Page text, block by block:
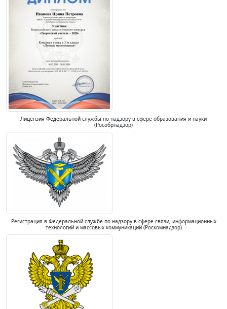
Лицензия Федеральной службы по надзору в сфере образования и науки
(Рособрнадзор)
Регистрация в Федеральной службе по надзору в сфере связи, информационных
технологий и массовых коммуникаций (Роскомнадзор)